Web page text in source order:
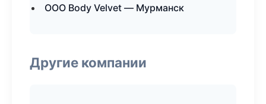
ООО Body Velvet — Мурманск
Другие компании